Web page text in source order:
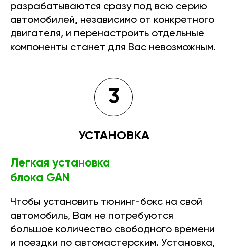
разрабатываются сразу под всю серию
автомобилей, независимо от конкретного
двигателя, и перенастроить отдельные
компоненты станет для Вас невозможным.
3
УСТАНОВКА
Легкая установка
блока GAN
Чтобы установить тюнинг-бокс на свой
автомобиль, Вам не потребуются
большое количество свободного времени
и поездки по автомастерским. Установка,